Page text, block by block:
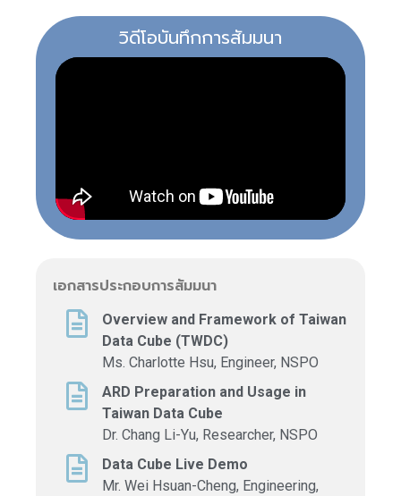
วิดีโอบันทึกการสัมมนา
เอกสารประกอบการสัมมนา
Overview and Framework of Taiwan
Data Cube (TWDC)
Ms. Charlotte Hsu, Engineer, NSPO
ARD Preparation and Usage in
Taiwan Data Cube
Dr. Chang Li-Yu, Researcher, NSPO
Data Cube Live Demo
Mr. Wei Hsuan-Cheng, Engineering,